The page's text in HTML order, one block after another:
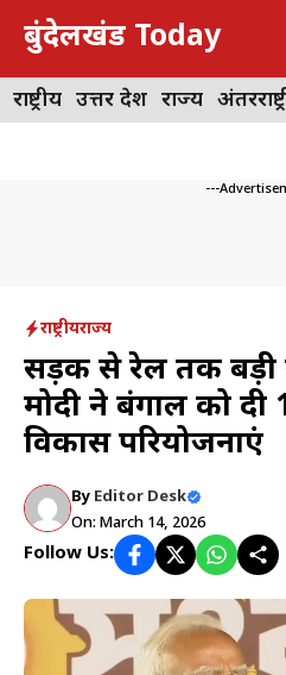
Skip
content
बुंदेलखंड Today
राष्ट्रीय उत्तर प्रदेश राज्य
---
राष्ट्रीयराज्य
सड़क से रेल तक बड़ी
मोदी ने बंगाल को दी
विकास परियोजनाएं
By Editor Desk
On: March 14, 2026
Follow Us: